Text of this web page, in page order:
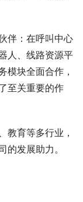
伴：在呼叫中心
人、线路资源平
模块全面合作，
至关重要的作
教育等多行业，
的发展助力。